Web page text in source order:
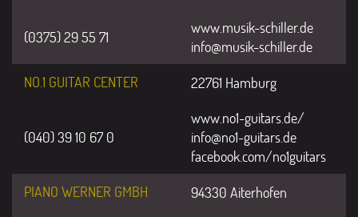
(0375) 29 55 71
www.musik-schiller.de
info@musik-schiller.de
NO.1 GUITAR CENTER
22761 Hamburg
(040) 39 10 67 0
www.no1-guitars.de/
info@no1-guitars.de
facebook.com/no1guitars
PIANO WERNER GMBH
94330 Aiterhofen